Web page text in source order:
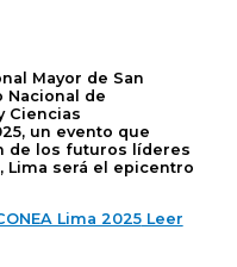
Mayor de San
Nacional de
Ciencias
un evento que
de los futuros líderes
Lima será el epicentro
Lima 2025Leer